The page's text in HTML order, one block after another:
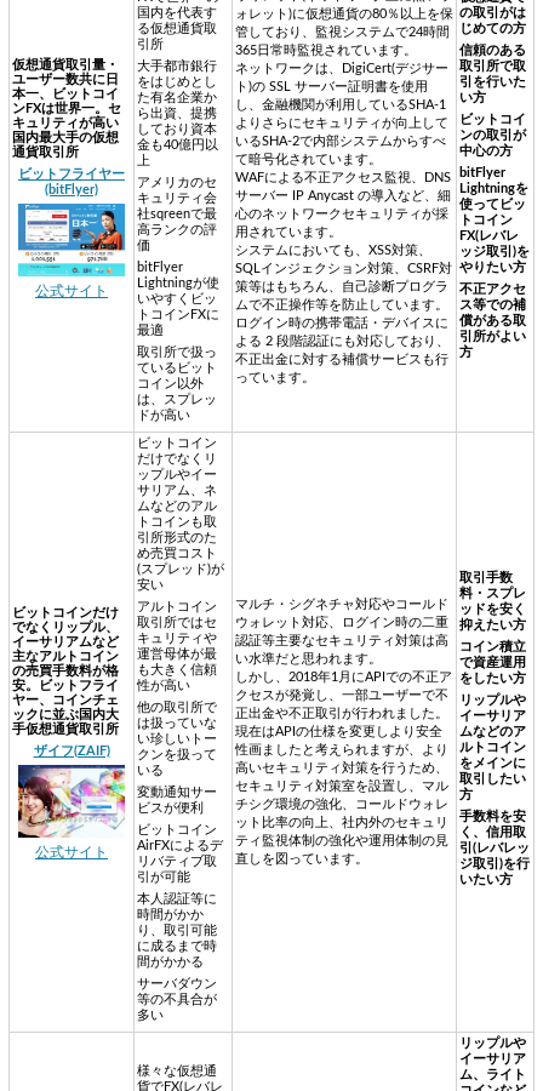
仮想通貨取引量・
ユーザー数共に日
本一、ビットコイ
ンFXは世界一。セ
キュリティが高い
国内最大手の仮想
通貨取引所
ビットフライヤー
(bitFlyer)
公式サイト
国内を代表す
る仮想通貨取
引所
大手都市銀行
をはじめとし
た有名企業か
ら出資、提携
しており資本
金も40億円以
上
アメリカのセ
キュリティ会
社sqreenで最
高ランクの評
価
bitFlyer
Lightningが使
いやすくビッ
トコインFXに
最適
取引所で扱っ
ているビット
コイン以外
は、スプレッ
ドが高い
ォレット)に仮想通貨の80％以上を保
管しており、監視システムで24時間
365日常時監視されています。
ネットワークは、DigiCert(デジサー
ト)の SSL サーバー証明書を使用
し、金融機関が利用しているSHA-1
よりさらにセキュリティが向上して
いるSHA-2で内部システムからすべ
て暗号化されています。
WAFによる不正アクセス監視、DNS
サーバー IP Anycast の導入など、細
心のネットワークセキュリティが採
用されています。
システムにおいても、XSS対策、
SQLインジェクション対策、CSRF対
策等はもちろん、自己診断プログラ
ムで不正操作等を防止しています。
ログイン時の携帯電話・デバイスに
よる 2 段階認証にも対応しており、
不正出金に対する補償サービスも行
っています。
の取引がは
じめての方
信頼のある
取引所で取
引を行いた
い方
ビットコイ
ンの取引が
中心の方
bitFlyer
Lightningを
使ってビッ
トコイン
FX(レバレ
ッジ取引)を
やりたい方
不正アクセ
ス等での補
償がある取
引所がよい
方
ビットコインだけ
でなくリップル、
イーサリアムなど
主なアルトコイン
の売買手数料が格
安。ビットフライ
ヤー、コインチェ
ックに並ぶ国内大
手仮想通貨取引所
ザイフ(ZAIF)
公式サイト
ビットコイン
だけでなくリ
ップルやイー
サリアム、ネ
ムなどのアル
トコインも取
引所形式のた
め売買コスト
(スプレッド)が
安い
アルトコイン
取引所ではセ
キュリティや
運営母体が最
も大きく信頼
性が高い
他の取引所で
は扱っていな
い珍しいトー
クンを扱って
いる
変動通知サー
ビスが便利
ビットコイン
AirFXによるデ
リバティブ取
引が可能
本人認証等に
時間がかか
り、取引可能
に成るまで時
間がかかる
サーバダウン
等の不具合が
多い
マルチ・シグネチャ対応やコールド
ウォレット対応、ログイン時の二重
認証等主要なセキュリティ対策は高
い水準だと思われます。
しかし、2018年1月にAPIでの不正ア
クセスが発覚し、一部ユーザーで不
正出金や不正取引が行われました。
現在はAPIの仕様を変更しより安全
性画ましたと考えられますが、より
高いセキュリティ対策を行うため、
セキュリティ対策室を設置し、マル
チシグ環境の強化、コールドウォレ
ット比率の向上、社内外のセキュリ
ティ監視体制の強化や運用体制の見
直しを図っています。
取引手数
料・スプレ
ッドを安く
抑えたい方
コイン積立
で資産運用
をしたい方
リップルや
イーサリア
ムなどのア
ルトコイン
をメインに
取引したい
方
手数料を安
く、信用取
引(レバレッ
ジ取引)を行
いたい方
様々な仮想通
貨でFX(レバレ
リップルや
イーサリア
ム、ライト